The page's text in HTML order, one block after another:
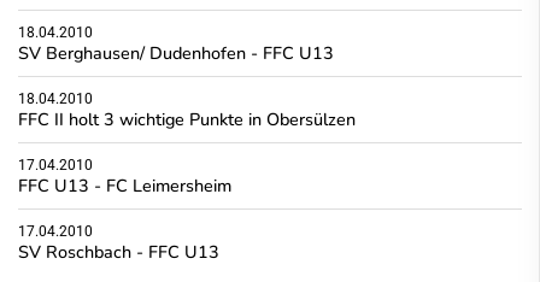
18.04.2010
SV Berghausen/ Dudenhofen - FFC U13
18.04.2010
FFC II holt 3 wichtige Punkte in Obersülzen
17.04.2010
FFC U13 - FC Leimersheim
17.04.2010
SV Roschbach - FFC U13